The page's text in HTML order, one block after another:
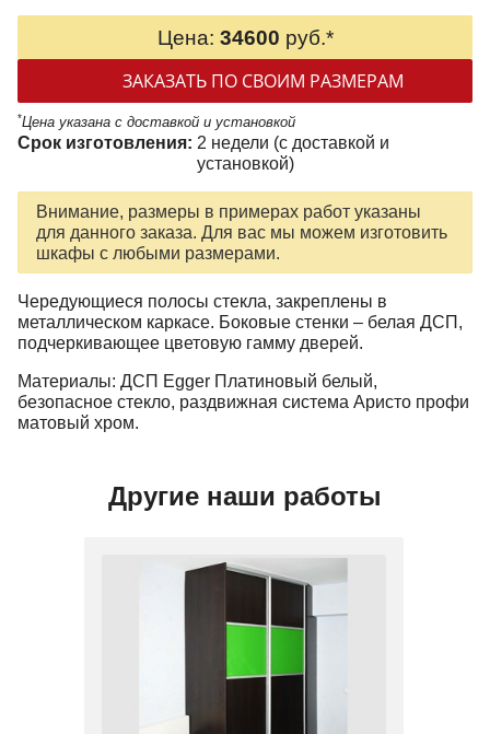
Цена: 34600 руб.*
ЗАКАЗАТЬ ПО СВОИМ РАЗМЕРАМ
*Цена указана с доставкой и установкой
Срок изготовления: 2 недели (с доставкой и
установкой)
Внимание, размеры в примерах работ указаны
для данного заказа. Для вас мы можем изготовить
шкафы с любыми размерами.
Чередующиеся полосы стекла, закреплены в
металлическом каркасе. Боковые стенки – белая ДСП,
подчеркивающее цветовую гамму дверей.
Материалы: ДСП Egger Платиновый белый,
безопасное стекло, раздвижная система Аристо профи
матовый хром.
Другие наши работы